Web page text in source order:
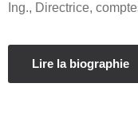
Ing., Directrice,
Lire la biographie